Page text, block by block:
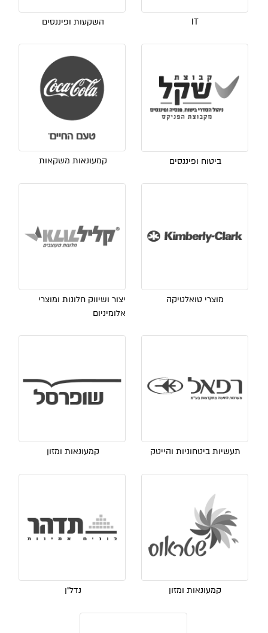
IT השקעות ופיננסים
ביטוח ופיננסים קמעונאות משקאות
מוצרי טואלטיקה
יצור ושיווק חלונות ומוצרי
אלומיניום
תעשיות ביטחוניות והייטק קמעונאות ומזון
קמעונאות ומזון נדל"ן